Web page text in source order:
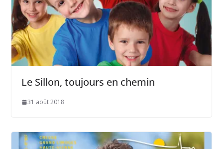
Le Sillon, toujours en chemin
31 août 2018